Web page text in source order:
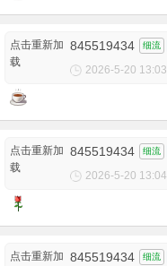
点击重新加
载
845519434 细流
2026-5-20 13:03
点击重新加
载
845519434 细流
2026-5-20 13:04
点击重新加 845519434 细流